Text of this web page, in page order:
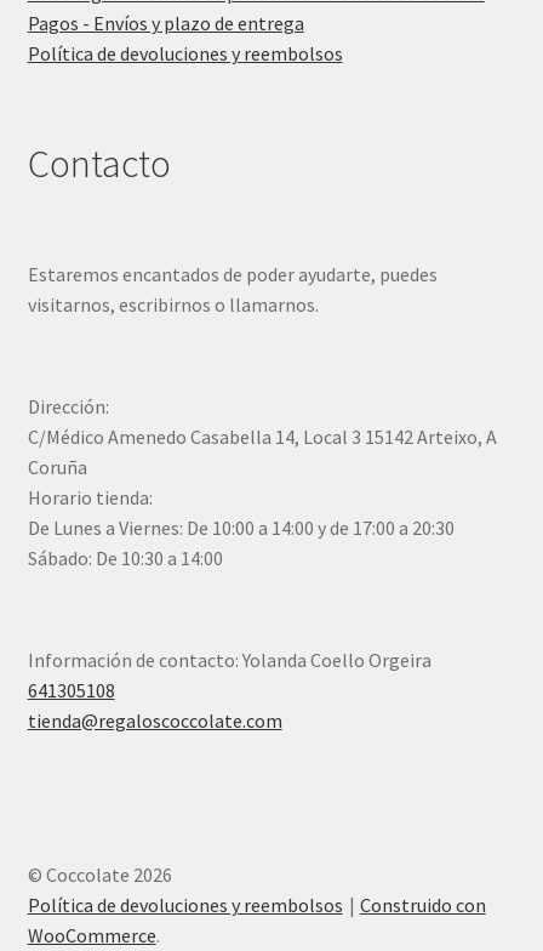
Pagos - Envíos y plazo de entrega
Política de devoluciones y reembolsos
Contacto
Estaremos encantados de poder ayudarte, puedes
visitarnos, escribirnos o llamarnos.
Dirección:
C/Médico Amenedo Casabella 14, Local 3 15142 Arteixo, A
Coruña
Horario tienda:
De Lunes a Viernes: De 10:00 a 14:00 y de 17:00 a 20:30
Sábado: De 10:30 a 14:00
Información de contacto: Yolanda Coello Orgeira
641305108
tienda@regaloscoccolate.com
© Coccolate 2026
Política de devoluciones y reembolsos
Construido con
WooCommerce.